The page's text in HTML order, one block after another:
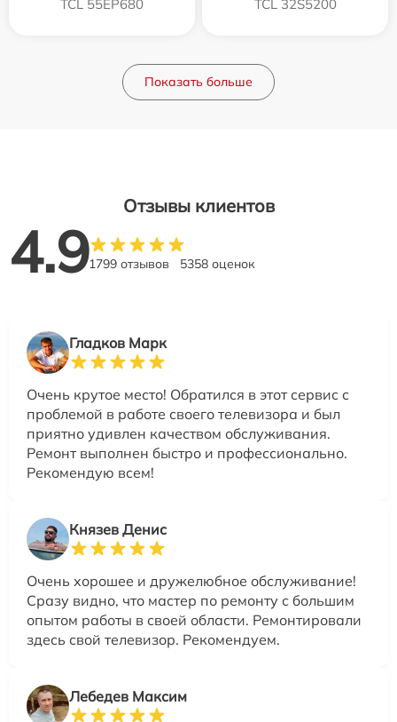
TCL 55EP680 TCL 32S5200
Показать больше
Отзывы клиентов
4.91799 отзывов 5358 оценок
Гладков Марк
Очень крутое место! Обратился в этот сервис с
проблемой в работе своего телевизора и был
приятно удивлен качеством обслуживания.
Ремонт выполнен быстро и профессионально.
Рекомендую всем!
Князев Денис
Очень хорошее и дружелюбное обслуживание!
Сразу видно, что мастер по ремонту с большим
опытом работы в своей области. Ремонтировали
здесь свой телевизор. Рекомендуем.
Лебедев Максим